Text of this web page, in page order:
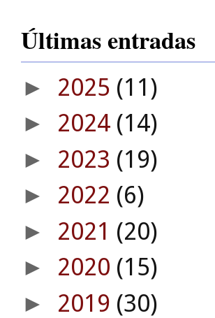
Últimas entradas
► 2025 (11)
► 2024 (14)
► 2023 (19)
► 2022 (6)
► 2021 (20)
► 2020 (15)
► 2019 (30)